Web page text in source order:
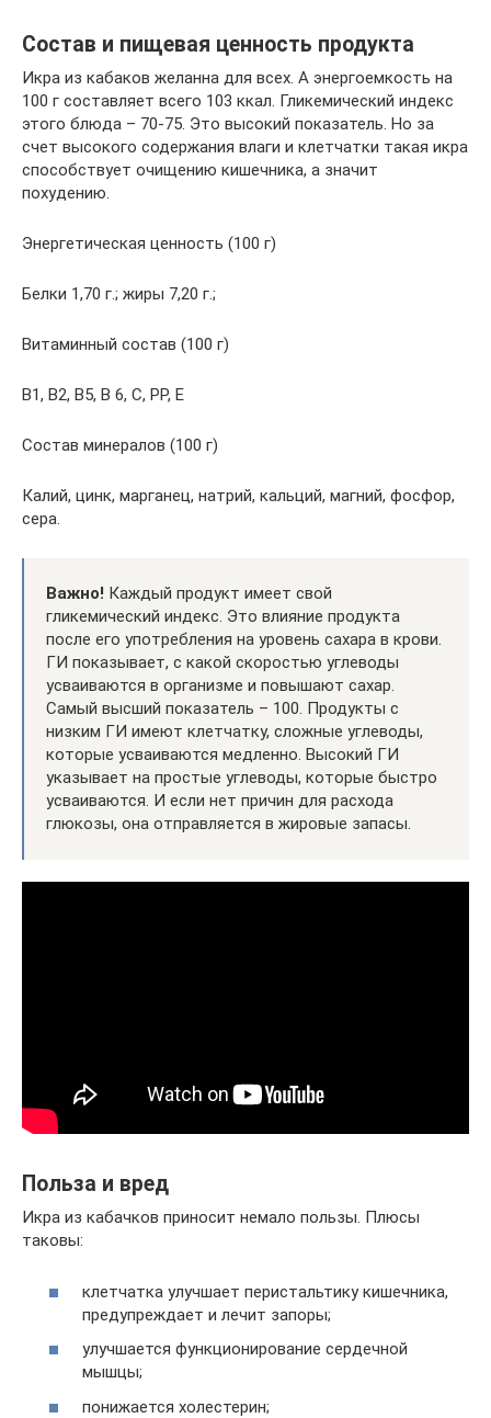
Состав и пищевая ценность продукта
Икра из кабаков желанна для всех. А энергоемкость на
100 г составляет всего 103 ккал. Гликемический индекс
этого блюда – 70-75. Это высокий показатель. Но за
счет высокого содержания влаги и клетчатки такая икра
способствует очищению кишечника, а значит
похудению.
Энергетическая ценность (100 г)
Белки 1,70 г.; жиры 7,20 г.;
Витаминный состав (100 г)
В1, В2, В5, В 6, С, РР, Е
Состав минералов (100 г)
Калий, цинк, марганец, натрий, кальций, магний, фосфор,
сера.
Важно! Каждый продукт имеет свой
гликемический индекс. Это влияние продукта
после его употребления на уровень сахара в крови.
ГИ показывает, с какой скоростью углеводы
усваиваются в организме и повышают сахар.
Самый высший показатель – 100. Продукты с
низким ГИ имеют клетчатку, сложные углеводы,
которые усваиваются медленно. Высокий ГИ
указывает на простые углеводы, которые быстро
усваиваются. И если нет причин для расхода
глюкозы, она отправляется в жировые запасы.
Польза и вред
Икра из кабачков приносит немало пользы. Плюсы
таковы:
клетчатка улучшает перистальтику кишечника,
предупреждает и лечит запоры;
улучшается функционирование сердечной
мышцы;
понижается холестерин;